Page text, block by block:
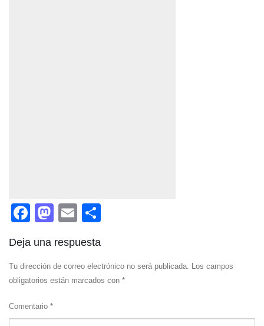
Facebook
Mastodon
Email
Deja una respuesta
Tu dirección de correo electrónico no será publicada. Los campos
obligatorios están marcados con *
Comentario *